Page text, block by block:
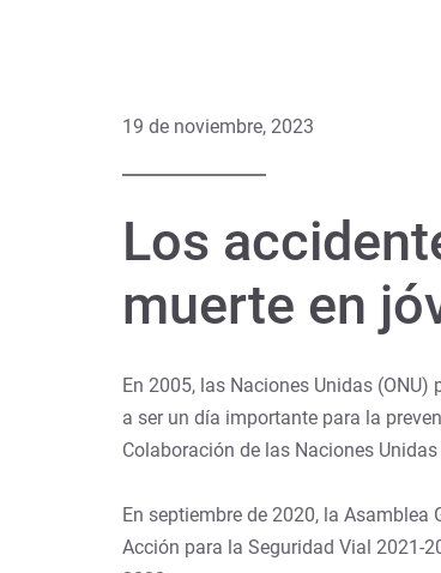
19 de noviembre, 2023
Los
muerte en
En 2005, las Naciones Unidas
a ser un día importante para la
Colaboración de las Naciones
En septiembre de 2020, la
Acción para la Seguridad Vial 2021-